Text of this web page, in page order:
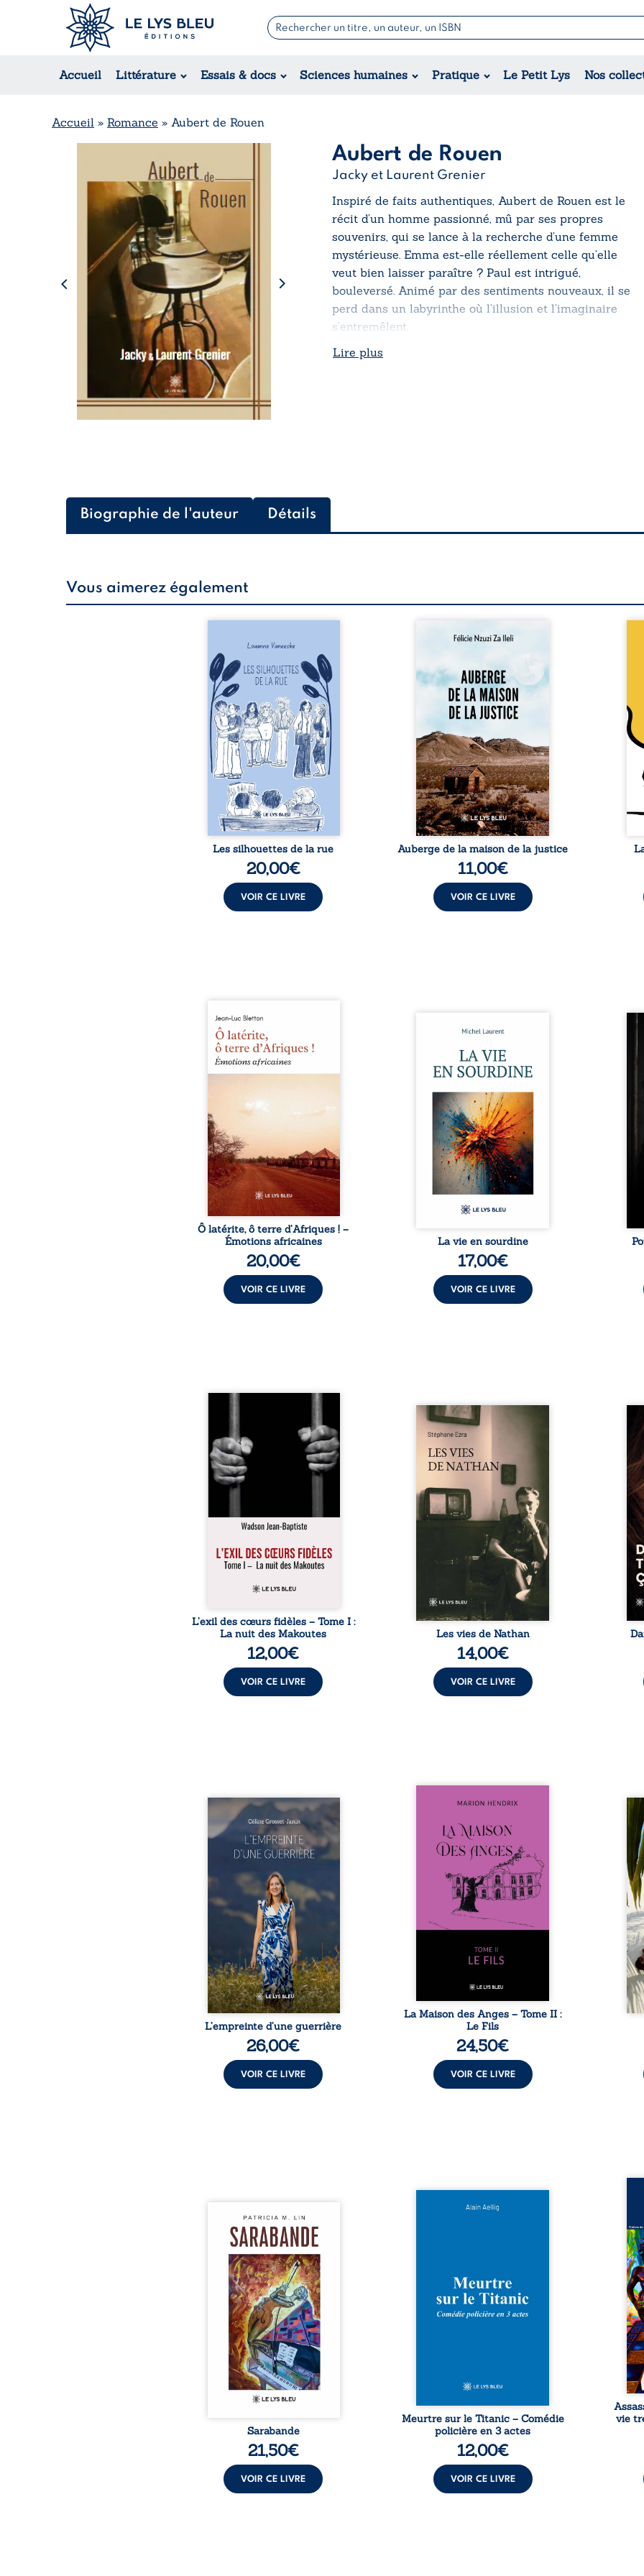
Accueil Littérature Essais & docs Sciences humaines Pratique Le Petit Lys Nos
Romans
Suspense / Thriller / Policier
Romance
Jeunesse
Théâtre
Accueil » Romance » Aubert de Rouen
Aubert de Rouen
Jacky et Laurent Grenier
Inspiré de faits authentiques, Aubert de Rouen est le
récit d’un homme passionné, mû par ses propres
souvenirs, qui se lance à la recherche d’une femme
mystérieuse. Emma est-elle réellement celle qu’elle
veut bien laisser paraître ? Paul est intrigué,
bouleversé. Animé par des sentiments nouveaux, il se
perd dans un labyrinthe où l’illusion et l’imaginaire
s’entremêlent.
Lire plus
Biographie de l'auteur Détails
Vous aimerez également
donne la parole à six
personnages ordinaires,
traversés par des pensées, des
émotions et des silences qui
pourraient appartenir à
chacun de nous. À travers
leurs parcours, ce roman invite
à porter un regard différent
sur celles et ceux qui nous
entourent, à deviner ce qui se
cache derrière les apparences
et à s’ouvrir au fourmillement
sensible de notre ...
Les silhouettes de la rue
20,00€
VOIR CE LIVRE
Auberge de la maison de la
parcours exemplaire de Mbala
Zi Nkuaku Lema Félix.
Magistrat intègre, fervent
défenseur des droits humains
et de l’indépendance
judiciaire, il voit sa carrière de
trente-quatre ans brutalement
brisée par une révocation
arbitraire en 2009, plongeant
sa vie dans un chaos matériel
et moral. À ...
Auberge de la maison de la justice
11,00€
VOIR CE LIVRE
le
Ô latérite, ô terre d’Afriques !
est un hommage poétique et
authentique aux paysages, aux
rencontres et aux émotions
brutes d’un continent en
reconstruction, entre
souvenirs intimes – la pluie à
Namoungou, le baobab de
Zagtouli – aux portraits
marquants – Thomas Sankara,
Hamadoun Dicko, le Vieux
Biokou – l’auteur partage des
instantanés ...
Ô latérite, ô terre d’Afriques ! –
Émotions africaines
20,00€
VOIR CE LIVRE
Nina et Pierre se sont
presque par hasard, et se sont
aimés simplement, persuadés
que la présence de l’autre
suffirait. Ils mènent une
existence modeste, rythmée
par le travail, la fatigue et les
silences. La mort de la mère de
Nina, chez qui ils vivent,
fragilise un équilibre déjà
précaire. Puis vient la
naissance de leur enfant, et le
basculement. ...
La vie en sourdine
17,00€
VOIR CE LIVRE
la
ont
la
« Une nuit suffit parfois pour
briser une famille… mais
certaines fidélités traversent
les années. » Haïti, sous la
dictature des Duvalier. La peur
s’étend jusque dans les
villages les plus reculés. À
Bainet, Jean-Joël Joli mène une
existence paisible avec sa
famille. Chef de section
respecté, il refuse pourtant de
fermer les yeux sur l’injustice.
Mais, dans un ...
L’exil des cœurs fidèles – Tome I :
La nuit des Makoutes
12,00€
VOIR CE LIVRE
Les vies de Nathan est un
recueil de poésie né en trois
la première fois, Stéphane Ezra,
médium, a pu communiquer
avec son père, disparu depuis
plus de vingt ans et qu’il n’a
jamais connu. De ce dialogue
par-delà la mort naissent des
poèmes qui retracent une vie
marquée par la Seconde
Guerre mondiale, une identité
juive brisée, la guerre ...
Les vies de Nathan
14,00€
VOIR CE LIVRE
À
ce
Que reste-t-il de l’enfance
lorsque la maladie impose ses
propres règles ? L’empreinte
d’une guerrière livre, sans
détour, le récit d’un quotidien
bouleversé par la maladie
chronique, l’errance médicale
et de longues hospitalisations.
L’auteure y raconte ce que les
dossiers médicaux taisent : la
peur, l’isolement, l’épuisement
et le sentiment de ne pas ...
L’empreinte d’une guerrière
26,00€
VOIR CE LIVRE
Nous sommes en 1979, soit 15
patriarche Anatole-Eustache.
La famille devra affronter non
seulement un inconnu qui rôde
autour du domaine et dont
Firmin, le fidèle majordome,
redoute les visites, le passé
encombrant d’Anatole-
Eustache, la malédiction
familiale, mais aussi la toute-
puissance de Gauthier. Mais
comment dompter cet enfant
avant qu’il ...
La Maison des Anges – Tome II :
Le Fils
24,50€
VOIR CE LIVRE
Au
eux,
Aux chants crépitants de l’été,
Sous le silence ouaté de la
neige en hiver, Au cours de
nuits pâles, Dans la clarté
bienveillante de la lune, Rêves,
pensées, révoltes et espoirs…
Des mots s’assemblent, colorés,
rebelles aux règles de la
poésie, mais chantant en
rythme. Ils forment une
sarabande, passionnée souvent,
Sarabande
21,50€
VOIR CE LIVRE
Et si le naufrage n’avait pas
les profondeurs de l’Atlantique.
Sept décennies plus tard, la
découverte de l’épave fait
resurgir un secret que l’on
Meurtre sur le Titanic – Comédie
policière en 3 actes
12,00€
VOIR CE LIVRE
La
de
qui
vie